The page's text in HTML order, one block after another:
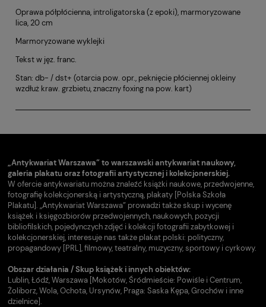
Oprawa półpłócienna, introligatorska (z epoki), marmoryzowane
lica, 20 cm
Marmoryzowane wyklejki
Tekst w jęz. franc.
Stan: db- / dst+ (otarcia pow. opr., peknięcie płóciennej okleiny
wzdłuż kraw. grzbietu, znaczny foxing na pow. kart)
„Antykwariat Warszawa” to warszawski antykwariat naukowy,
galeria plakatu oraz fotografii artystycznej i kolekcjonerskiej.
W ofercie antykwariatu można znaleźć książki naukowe, przedwojenne,
fotografię kolekcjonerską i artystyczną, plakaty [Polska Szkoła
Plakatu]. „Antykwariat Warszawa” prowadzi także skup i wycenę
książek i księgozbiorów przedwojennych, naukowych, pozycji
bibliofilskich, pojedynczych zdjęć i kolekcji fotografii zabytkowej i
kolekcjonerskiej, interesuje nas także plakat polski: polityczny,
propagandowy [PRL], filmowy, teatralny, muzyczny, sportowy i cyrkowy.
Obszar działania / Skup książek i innych obiektów:
Lublin, Łódź, Warszawa [Mokotów, Śródmieście: Powiśle i Centrum,
Żoliborz, Wola, Ochota, Ursynów, Praga: Saska Kępa, Grochów i inne
dzielnice].